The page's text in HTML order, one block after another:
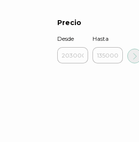
Precio
Desde Hasta